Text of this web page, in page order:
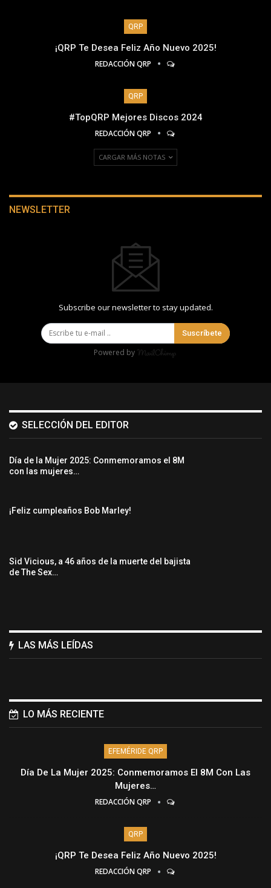
QRP
¡QRP Te Desea Feliz Año Nuevo 2025!
REDACCIÓN QRP
QRP
#TopQRP Mejores Discos 2024
REDACCIÓN QRP
CARGAR MÁS NOTAS
NEWSLETTER
Subscribe our newsletter to stay updated.
Suscríbete
Powered by
SELECCIÓN DEL EDITOR
Día de la Mujer 2025: Conmemoramos el 8M
con las mujeres…
¡Feliz cumpleaños Bob Marley!
Sid Vicious, a 46 años de la muerte del bajista
de The Sex…
LAS MÁS LEÍDAS
LO MÁS RECIENTE
EFEMÉRIDE QRP
Día De La Mujer 2025: Conmemoramos El 8M Con Las
Mujeres…
REDACCIÓN QRP
QRP
¡QRP Te Desea Feliz Año Nuevo 2025!
REDACCIÓN QRP